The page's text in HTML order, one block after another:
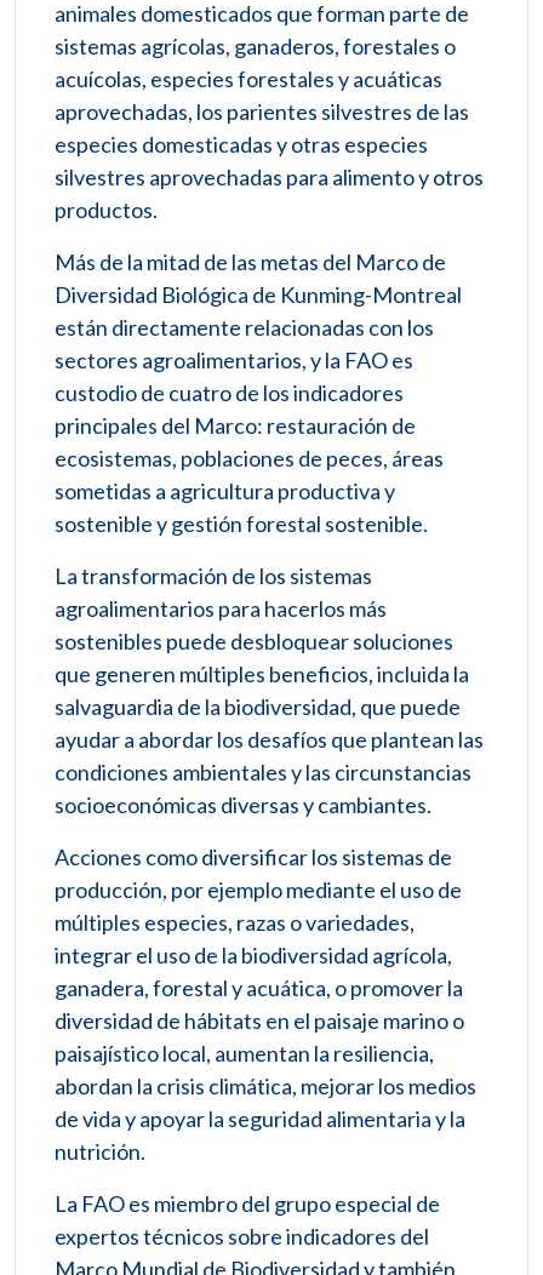
animales domesticados que forman parte de
sistemas agrícolas, ganaderos, forestales o
acuícolas, especies forestales y acuáticas
aprovechadas, los parientes silvestres de las
especies domesticadas y otras especies
silvestres aprovechadas para alimento y otros
productos.
Más de la mitad de las metas del Marco de
Diversidad Biológica de Kunming-Montreal
están directamente relacionadas con los
sectores agroalimentarios, y la FAO es
custodio de cuatro de los indicadores
principales del Marco: restauración de
ecosistemas, poblaciones de peces, áreas
sometidas a agricultura productiva y
sostenible y gestión forestal sostenible.
La transformación de los sistemas
agroalimentarios para hacerlos más
sostenibles puede desbloquear soluciones
que generen múltiples beneficios, incluida la
salvaguardia de la biodiversidad, que puede
ayudar a abordar los desafíos que plantean las
condiciones ambientales y las circunstancias
socioeconómicas diversas y cambiantes.
Acciones como diversificar los sistemas de
producción, por ejemplo mediante el uso de
múltiples especies, razas o variedades,
integrar el uso de la biodiversidad agrícola,
ganadera, forestal y acuática, o promover la
diversidad de hábitats en el paisaje marino o
paisajístico local, aumentan la resiliencia,
abordan la crisis climática, mejorar los medios
de vida y apoyar la seguridad alimentaria y la
nutrición.
La FAO es miembro del grupo especial de
expertos técnicos sobre indicadores del
Marco Mundial de Biodiversidad y también